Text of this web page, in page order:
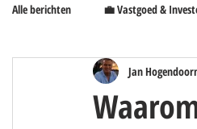
Alle berichten 💼 Vastgoed &
✨ CPM Insights Jan